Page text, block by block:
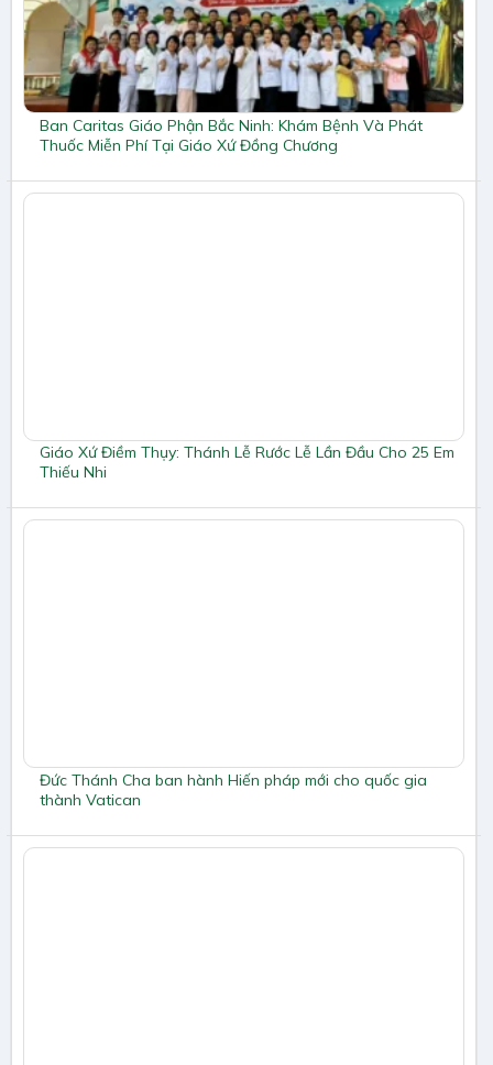
Ban Caritas Giáo Phận Bắc Ninh: Khám Bệnh Và Phát
Thuốc Miễn Phí Tại Giáo Xứ Đồng Chương
Giáo Xứ Điềm Thụy: Thánh Lễ Rước Lễ Lần Đầu Cho 25 Em
Thiếu Nhi
Đức Thánh Cha ban hành Hiến pháp mới cho quốc gia
thành Vatican